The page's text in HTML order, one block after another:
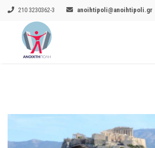
210 3230362-3 anoihtipoli@anoihtipoli.gr